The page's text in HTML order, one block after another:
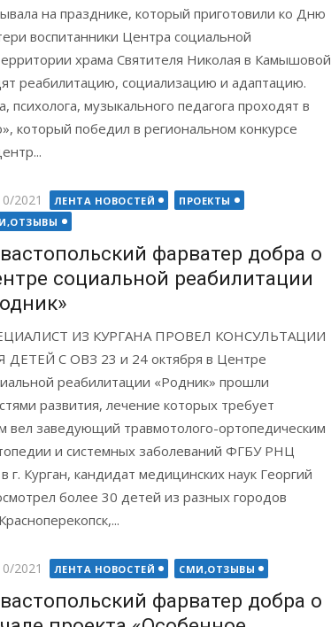
на празднике, который приготовили ко Дню
воспитанники Центра социальной
храма Святителя Николая в Камышовой
реабилитацию, социализацию и адаптацию.
психолога, музыкального педагога проходят в
который победил в региональном конкурсе
2021 ЛЕНТА НОВОСТЕЙ
ПРОЕКТЫ
фарватер добра о
социальной реабилитации
ИЗ КУРГАНА ПРОВЕЛ КОНСУЛЬТАЦИИ
ДЕТЕЙ С ОВЗ 23 и 24 октября в Центре
реабилитации «Родник» прошли
развития, лечение которых требует
вел заведующий травмотолого-ортопедическим
и системных заболеваний ФГБУ РНЦ
Курган, кандидат медицинских наук Георгий
более 30 детей из разных городов
2021 ЛЕНТА НОВОСТЕЙ СМИ,ОТЗЫВЫ
фарватер добра о